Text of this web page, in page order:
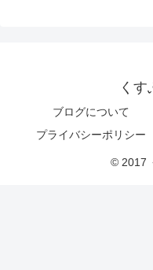
くす
ブログについて
プライバシーポリシー
© 2017